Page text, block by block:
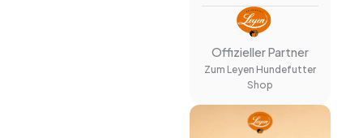
Offizieller Partner
Zum Leyen Hundefutter
Shop